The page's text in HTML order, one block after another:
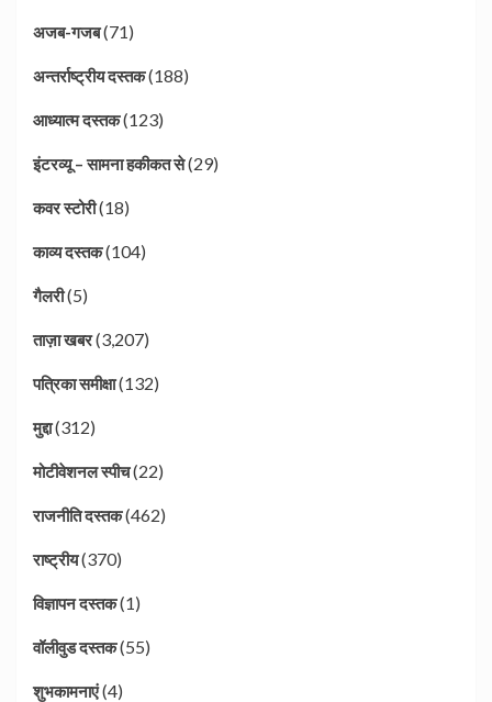
अजब-गजब(71)
अन्तर्राष्ट्रीय दस्तक(188)
आध्यात्म दस्तक(123)
इंटरव्यू – सामना हकीकत से(29)
कवर स्टोरी(18)
काव्य दस्तक(104)
गैलरी(5)
ताज़ा खबर(3,207)
पत्रिका समीक्षा(132)
मुद्दा(312)
मोटीवेशनल स्पीच(22)
राजनीति दस्तक(462)
राष्ट्रीय(370)
विज्ञापन दस्तक(1)
वॉलीवुड दस्तक(55)
शुभकामनाएं(4)